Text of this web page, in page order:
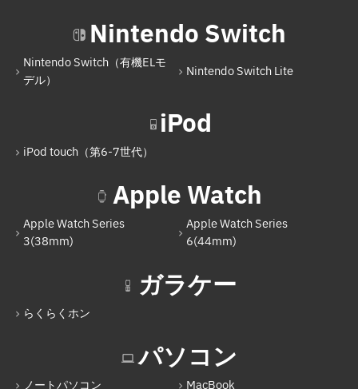
Nintendo Switch
Nintendo Switch（有機ELモ
デル）
Nintendo Switch Lite
iPod
iPod touch（第6-7世代）
Apple Watch
Apple Watch Series
3(38mm)
Apple Watch Series
6(44mm)
ガラケー
らくらくホン
パソコン
ノートパソコン MacBook